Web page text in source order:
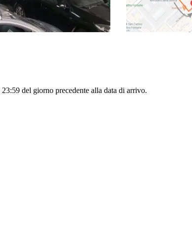
del giorno precedente alla data di arrivo.